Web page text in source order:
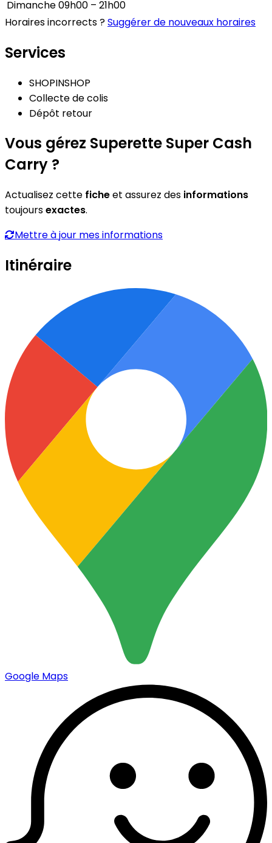
Dimanche09h00 – 21h00
Horaires incorrects ?Suggérer de nouveaux horaires
Services
SHOPINSHOP
Collecte de colis
Dépôt retour
Vous gérez Superette Super Cash
Carry ?
Actualisez cette ficheet assurez des informations
toujoursexactes.
Mettre à jour mes informations
Itinéraire
Google Maps